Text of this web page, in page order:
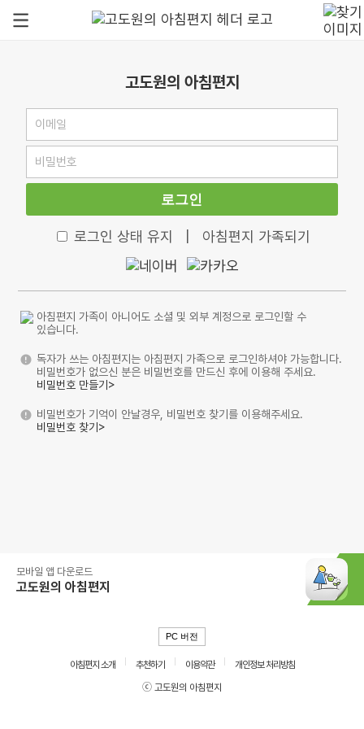
고도원의 아침편지
로그인
로그인 상태 유지 아침편지 가족되기
아침편지 가족이 아니어도 소셜 및 외부 계정으로 로그인할 수
있습니다.
독자가 쓰는 아침편지는 아침편지 가족으로 로그인하셔야 가능합니다.
비밀번호가 없으신 분은 비밀번호를 만드신 후에 이용해 주세요.
비밀번호 만들기>
비밀번호가 기억이 안날경우, 비밀번호 찾기를 이용해주세요.
비밀번호 찾기>
모바일 앱 다운로드
고도원의 아침편지
PC 버전
아침편지 소개 추천하기 이용약관
개인정보 처리방침
ⓒ 고도원의 아침편지